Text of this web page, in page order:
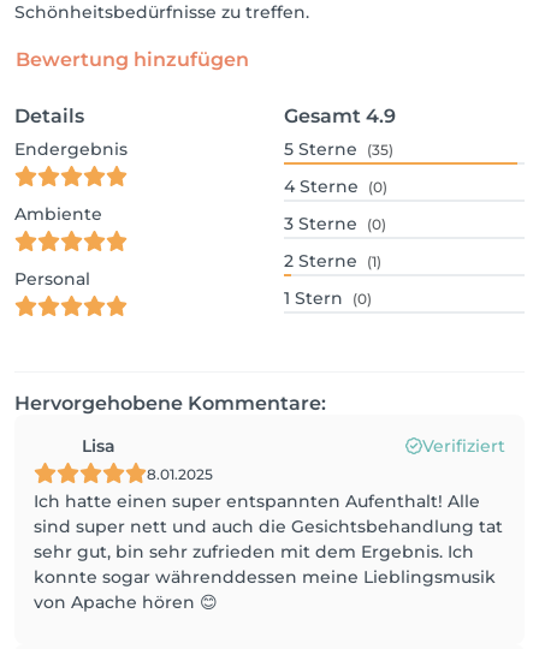
Schönheitsbedürfnisse zu treffen.
Bewertung hinzufügen
Details
Endergebnis
Ambiente
Personal
Gesamt 4.9
5 Sterne (35)
4 Sterne (0)
3 Sterne (0)
2 Sterne (1)
1 Stern (0)
Hervorgehobene Kommentare:
Lisa Verifiziert
8.01.2025
Ich hatte einen super entspannten Aufenthalt! Alle
sind super nett und auch die Gesichtsbehandlung tat
sehr gut, bin sehr zufrieden mit dem Ergebnis. Ich
konnte sogar währenddessen meine Lieblingsmusik
von Apache hören 😊